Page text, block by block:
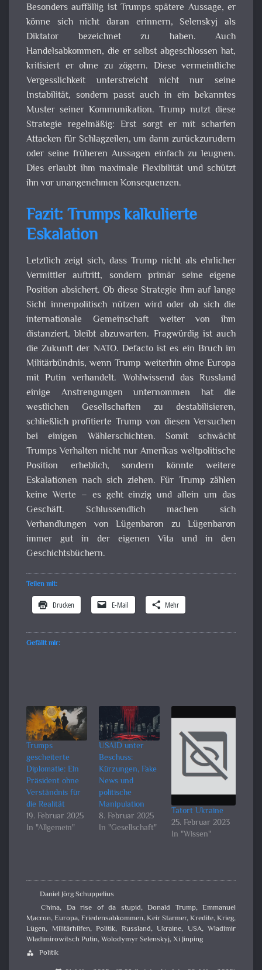
Besonders auffällig ist Trumps spätere Aussage, er
könne sich nicht daran erinnern, Selenskyj als
Diktator bezeichnet zu haben. Auch
Handelsabkommen, die er selbst abgeschlossen hat,
kritisiert er ohne zu zögern. Diese vermeintliche
Vergesslichkeit unterstreicht nicht nur seine
Instabilität, sondern passt auch in ein bekanntes
Muster seiner Kommunikation. Trump nutzt diese
Strategie regelmäßig: Erst sorgt er mit scharfen
Attacken für Schlagzeilen, um dann zurückzurudern
oder seine früheren Aussagen einfach zu leugnen.
Dies erlaubt ihm maximale Flexibilität und schützt
ihn vor unangenehmen Konsequenzen.
Fazit: Trumps kalkulierte
Eskalation
Letztlich zeigt sich, dass Trump nicht als ehrlicher
Vermittler auftritt, sondern primär seine eigene
Position absichert. Ob diese Strategie ihm auf lange
Sicht innenpolitisch nützen wird oder ob sich die
internationale Gemeinschaft weiter von ihm
distanziert, bleibt abzuwarten. Fragwürdig ist auch
die Zukunft der NATO. Defacto ist es ein Bruch im
Militärbündnis, wenn Trump weiterhin ohne Europa
mit Putin verhandelt. Wohlwissend das Russland
einige Anstrengungen unternommen hat die
westlichen Gesellschaften zu destabilisieren,
schließlich profitierte Trump von diesen Versuchen
bei einigen Wählerschichten. Somit schwächt
Trumps Verhalten nicht nur Amerikas weltpolitische
Position erheblich, sondern könnte weitere
Eskalationen nach sich ziehen. Für Trump zählen
keine Werte – es geht einzig und allein um das
Geschäft. Schlussendlich machen sich
Verhandlungen von Lügenbaron zu Lügenbaron
immer gut in der eigenen Vita und in den
Geschichtsbüchern.
Teilen mit:
Drucken E-Mail Mehr
Gefällt mir:
Trumps
gescheiterte
Diplomatie: Ein
Präsident ohne
Verständnis für
die Realität
19. Februar 2025
In "Allgemein"
USAID unter
Beschuss:
Kürzungen, Fake
News und
politische
Manipulation
8. Februar 2025
In "Gesellschaft"
Tatort Ukraine
25. Februar 2023
In "Wissen"
Daniel Jörg Schuppelius
China, Da rise of da stupid, Donald Trump, Emmanuel
Macron,Europa,Friedensabkommen,Keir Starmer,Kredite,Krieg,
Lügen, Militärhilfen, Politik, Russland, Ukraine, USA, Wladimir
Wladimirowitsch Putin,Wolodymyr Selenskyj,Xi Jinping
category Politik